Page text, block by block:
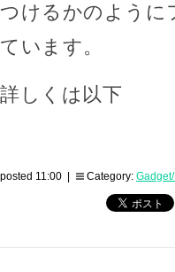
つけるかのように
ています。
詳しくは以下
posted 11:00 | Category: